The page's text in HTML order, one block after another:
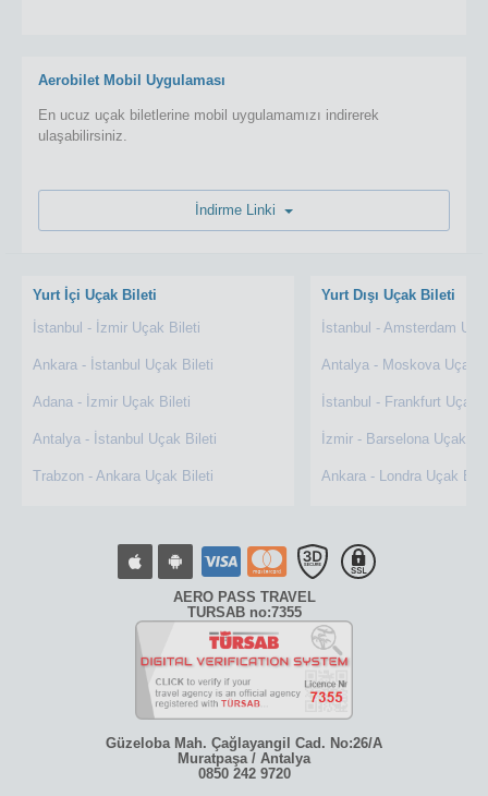
Aerobilet Mobil Uygulaması
En ucuz uçak biletlerine mobil uygulamamızı indirerek
ulaşabilirsiniz.
Yurt İçi Uçak Bileti
İstanbul - İzmir Uçak Bileti
Ankara - İstanbul Uçak Bileti
Adana - İzmir Uçak Bileti
Antalya - İstanbul Uçak Bileti
Trabzon - Ankara Uçak Bileti
Yurt Dışı Uçak Bileti
İstanbul - Amsterdam
Antalya - Moskova Uçak
İstanbul - Frankfurt Uçak
İzmir - Barselona Uçak
Ankara - Londra Uçak
AERO PASS TRAVEL
TURSAB no:7355
Güzeloba Mah. Çağlayangil Cad. No:26/A
Muratpaşa / Antalya
0850 242 9720